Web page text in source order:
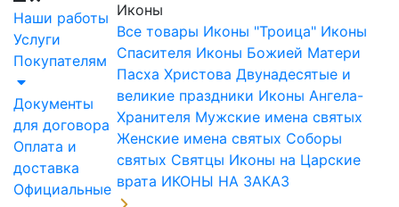
Наши работы
Услуги
Покупателям
Документы
для договора
Оплата и
доставка
Официальные
Иконы
Все товары Иконы "Троица" Иконы
Спасителя Иконы Божией Матери
Пасха Христова Двунадесятые и
великие праздники Иконы Ангела-
Хранителя Мужские имена святых
Женские имена святых Соборы
святых Святцы Иконы на Царские
врата ИКОНЫ НА ЗАКАЗ